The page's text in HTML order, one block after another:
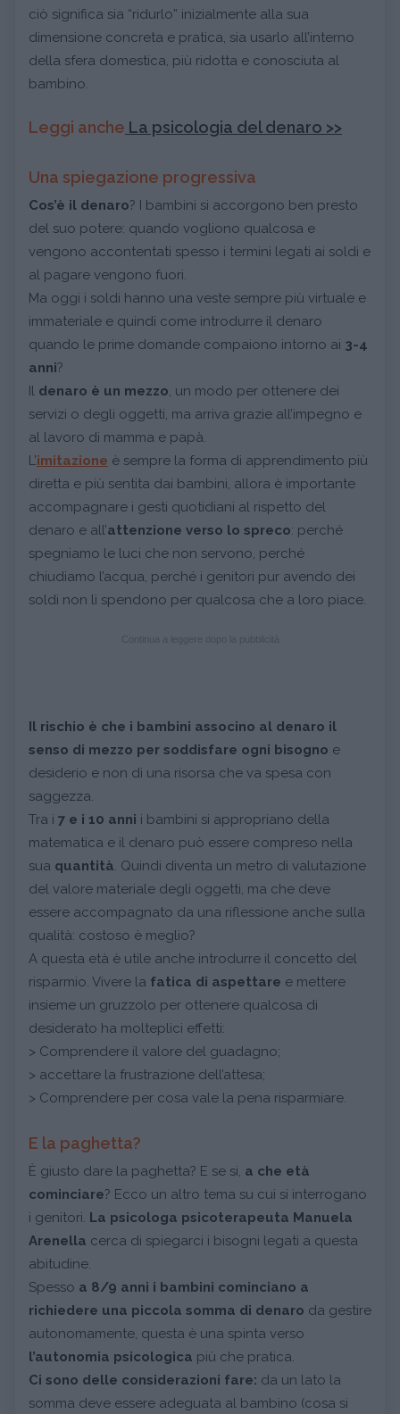
ciò significa sia “ridurlo” inizialmente alla sua
dimensione concreta e pratica, sia usarlo all’interno
della sfera domestica, più ridotta e conosciuta al
bambino.
Leggi anche La psicologia del denaro >>
Una spiegazione progressiva
Cos’è il denaro? I bambini si accorgono ben presto
del suo potere: quando vogliono qualcosa e
vengono accontentati spesso i termini legati ai soldi e
al pagare vengono fuori.
Ma oggi i soldi hanno una veste sempre più virtuale e
immateriale e quindi come introdurre il denaro
quando le prime domande compaiono intorno ai 3-4
anni?
Il denaro è un mezzo , un modo per ottenere dei
servizi o degli oggetti, ma arriva grazie all’impegno e
al lavoro di mamma e papà.
L’imitazione è sempre la forma di apprendimento più
diretta e più sentita dai bambini, allora è importante
accompagnare i gesti quotidiani al rispetto del
denaro e all’attenzione verso lo spreco: perché
spegniamo le luci che non servono, perché
chiudiamo l’acqua, perché i genitori pur avendo dei
soldi non li spendono per qualcosa che a loro piace.
Il rischio è che i bambini associno al denaro il
senso di mezzo per soddisfare ogni bisogno e
desiderio e non di una risorsa che va spesa con
saggezza.
Tra i 7 e i 10 anni i bambini si appropriano della
matematica e il denaro può essere compreso nella
sua quantità . Quindi diventa un metro di valutazione
del valore materiale degli oggetti, ma che deve
essere accompagnato da una riflessione anche sulla
qualità: costoso è meglio?
A questa età è utile anche introdurre il concetto del
risparmio. Vivere la fatica di aspettare e mettere
insieme un gruzzolo per ottenere qualcosa di
desiderato ha molteplici effetti:
> Comprendere il valore del guadagno;
> accettare la frustrazione dell’attesa;
> Comprendere per cosa vale la pena risparmiare.
E la paghetta?
È giusto dare la paghetta? E se si, a che età
cominciare? Ecco un altro tema su cui si interrogano
i genitori. La psicologa psicoterapeuta Manuela
Arenella cerca di spiegarci i bisogni legati a questa
abitudine.
Spesso a 8/9 anni i bambini cominciano a
richiedere una piccola somma di denaro da gestire
autonomamente, questa è una spinta verso
l’autonomia psicologica più che pratica.
Ci sono delle considerazioni fare: da un lato la
somma deve essere adeguata al bambino (cosa si